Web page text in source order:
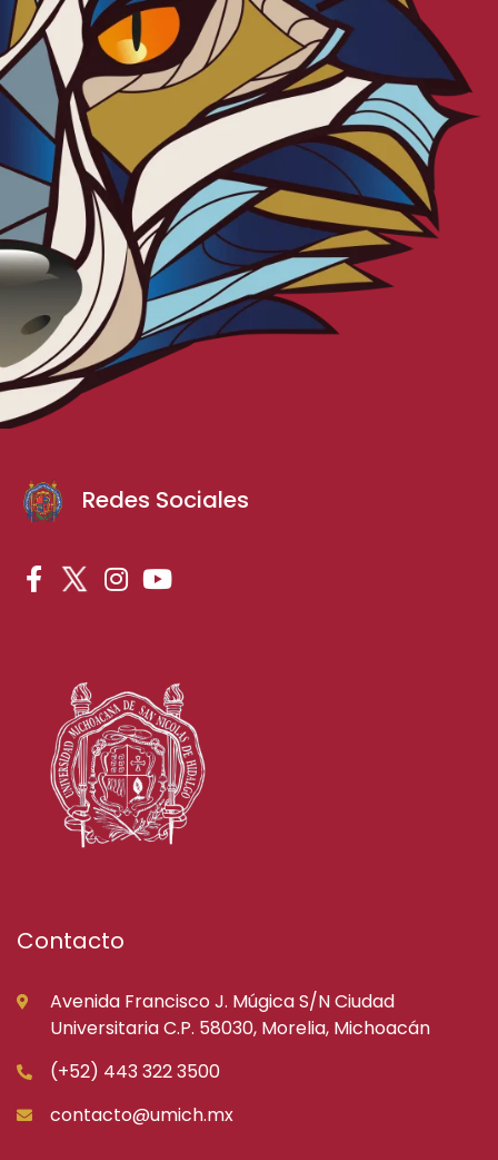
Redes Sociales
Contacto
Avenida Francisco J. Múgica S/N Ciudad
Universitaria C.P. 58030, Morelia, Michoacán
(+52) 443 322 3500
contacto@umich.mx